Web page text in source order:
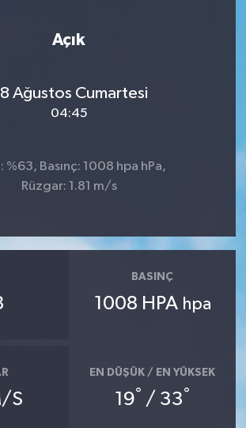
Açık
Ağustos Cumartesi
04:45
%63, Basınç: 1008 hpa hPa,
Rüzgar: 1.81 m/s
BASINÇ
1008 HPA hpa
S
EN DÜŞÜK / EN YÜKSEK
19° / 33°